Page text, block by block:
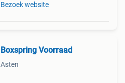
Bezoek website
Boxspring Voorraad
Asten